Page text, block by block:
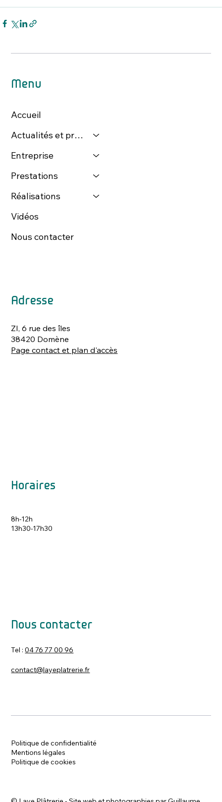
Menu
Accueil
Actualités et presse
Entreprise
Prestations
Réalisations
Vidéos
Nous contacter
Adresse
ZI, 6 rue des îles
38420 Domène
Page contact et plan d'accès
Horaires
8h-12h
13h30-17h30
Nous contacter
Tel :04 76 77 00 96
contact@layeplatrerie.fr
Politique de confidentialité
Mentions légales
Politique de cookies